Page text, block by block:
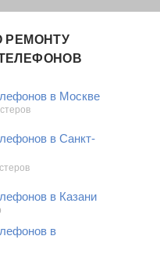
РЕМОНТУ
в Москве
в Санкт-
в Казани
в